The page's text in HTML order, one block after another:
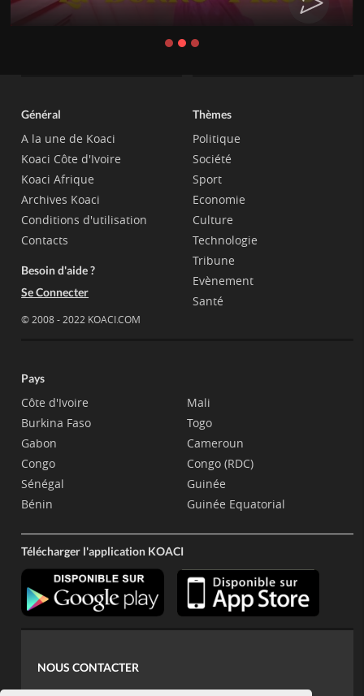
Général
A la une de Koaci
Koaci Côte d'Ivoire
Koaci Afrique
Archives Koaci
Conditions d'utilisation
Contacts
Besoin d'aide ?
Se Connecter
© 2008 - 2022 KOACI.COM
Thèmes
Politique
Société
Sport
Economie
Culture
Technologie
Tribune
Evènement
Santé
Pays
Côte d'Ivoire
Burkina Faso
Gabon
Congo
Sénégal
Bénin
Mali
Togo
Cameroun
Congo (RDC)
Guinée
Guinée Equatorial
Télécharger l'application KOACI
NOUS CONTACTER